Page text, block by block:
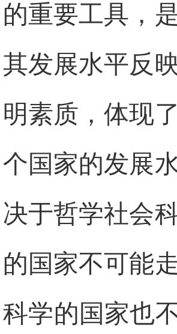
的重要工具，
其发展水平反
明素质，体现
个国家的发展
决于哲学社会
的国家不可能
科学的国家也